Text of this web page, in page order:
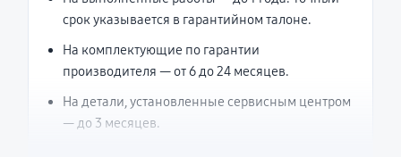
срок указывается в гарантийном талоне.
На комплектующие по гарантии
производителя — от 6 до 24 месяцев.
На детали, установленные сервисным центром
— до 3 месяцев.